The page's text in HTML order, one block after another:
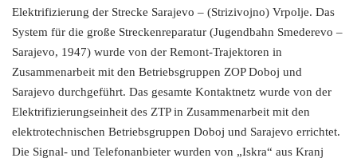
Elektrifizierung der Strecke Sarajevo – (Strizivojno) Vrpolje. Das
System für die große Streckenreparatur (Jugendbahn Smederevo –
Sarajevo, 1947) wurde von der Remont-Trajektoren in
Zusammenarbeit mit den Betriebsgruppen ZOP Doboj und
Sarajevo durchgeführt. Das gesamte Kontaktnetz wurde von der
Elektrifizierungseinheit des ZTP in Zusammenarbeit mit den
elektrotechnischen Betriebsgruppen Doboj und Sarajevo errichtet.
Die Signal- und Telefonanbieter wurden von „Iskra“ aus Kranj